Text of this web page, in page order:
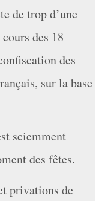
de trop d’une
des 18
des
sur la base
sciemment
des fêtes.
privations de